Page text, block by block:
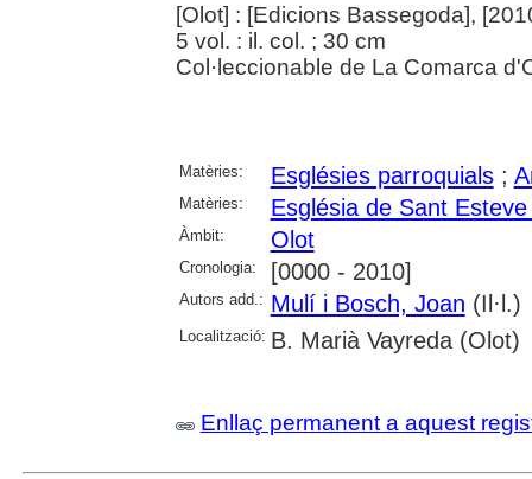
[Olot] : [Edicions Bassegoda],
5 vol. : il. col. ; 30 cm
Col·leccionable de La Comarca
Matèries: Esglésies parroquials;
Matèries: Església de Sant
Àmbit: Olot
Cronologia: [0000 - 2010]
Autors add.: Mulí i Bosch, Joan (Il·l.)
Localització: B. Marià Vayreda (Olot)
Enllaç permanent a aquest